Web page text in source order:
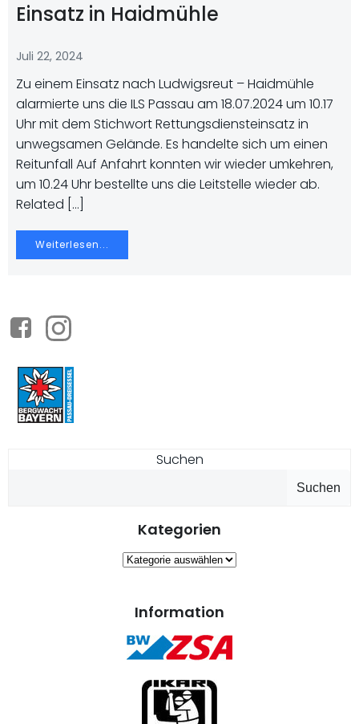
Einsatz in Haidmühle
Juli 22, 2024
Zu einem Einsatz nach Ludwigsreut – Haidmühle
alarmierte uns die ILS Passau am 18.07.2024 um 10.17
Uhr mit dem Stichwort Rettungsdiensteinsatz in
unwegsamen Gelände. Es handelte sich um einen
Reitunfall Auf Anfahrt konnten wir wieder umkehren,
um 10.24 Uhr bestellte uns die Leitstelle wieder ab.
Related […]
Weiterlesen...
Suchen
Suchen
Kategorien
Kategorien
Information